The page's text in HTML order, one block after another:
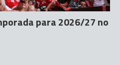
para 2026/27 no